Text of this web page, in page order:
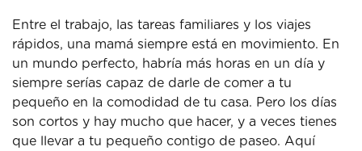
Entre el trabajo, las tareas familiares y los viajes
rápidos, una mamá siempre está en movimiento. En
un mundo perfecto, habría más horas en un día y
siempre serías capaz de darle de comer a tu
pequeño en la comodidad de tu casa. Pero los días
son cortos y hay mucho que hacer, y a veces tienes
que llevar a tu pequeño contigo de paseo. Aquí